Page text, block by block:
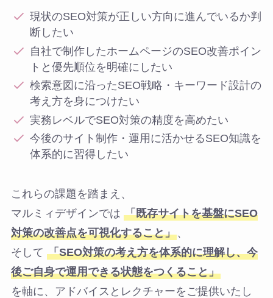
現状のSEO対策が正しい方向に進んでいるか判
断したい
自社で制作したホームページのSEO改善ポイン
トと優先順位を明確にしたい
検索意図に沿ったSEO戦略・キーワード設計の
考え方を身につけたい
実務レベルでSEO対策の精度を高めたい
今後のサイト制作・運用に活かせるSEO知識を
体系的に習得したい
これらの課題を踏まえ、
マルミィデザインでは 「既存サイトを基盤にSEO
対策の改善点を可視化すること」、
そして 「SEO対策の考え方を体系的に理解し、今
後ご自身で運用できる状態をつくること」
を軸に、アドバイスとレクチャーをご提供いたし